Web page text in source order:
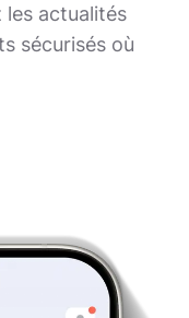
les actualités
sécurisés où